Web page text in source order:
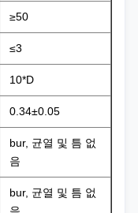
≥50
≤3
10*D
0.34±0.05
bur, 균열 및 틈 없
음
bur, 균열 및 틈 없